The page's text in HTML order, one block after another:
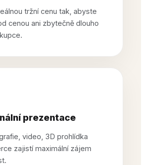
tržní cenu tak, abyste
cenou ani zbytečně dlouho
prezentace
video, 3D prohlídka
zajistí maximální zájem